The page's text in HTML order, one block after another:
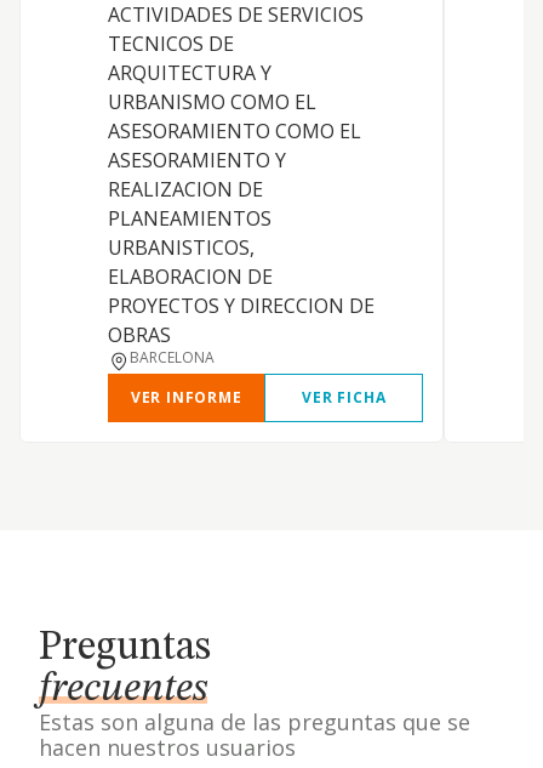
ACTIVIDADES DE SERVICIOS
TECNICOS DE
ARQUITECTURA Y
URBANISMO COMO EL
ASESORAMIENTO COMO EL
ASESORAMIENTO Y
REALIZACION DE
PLANEAMIENTOS
URBANISTICOS,
ELABORACION DE
PROYECTOS Y DIRECCION DE
OBRAS
BARCELONA
VER INFORME
VER FICHA
Preguntas
frecuentes
Estas son alguna de las preguntas que se
hacen nuestros usuarios